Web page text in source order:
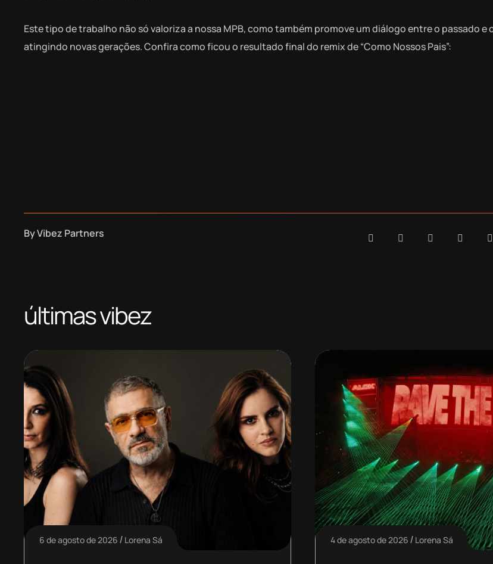
Este tipo de trabalho não só valoriza a nossa MPB, como também promove um diálogo entre o passado e
atingindo novas gerações. Confira como ficou o resultado final do remix de “Como Nossos Pais”:
ByVibez Partners
últimas vibez
6 de agosto de 2026 Lorena Sá 4 de agosto de 2026 Lorena Sá